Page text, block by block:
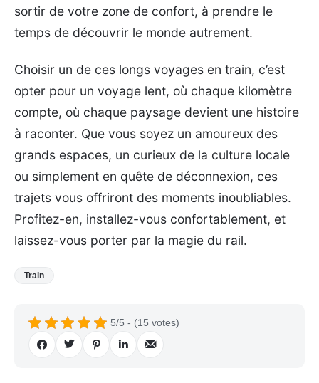
sortir de votre zone de confort, à prendre le
temps de découvrir le monde autrement.
Choisir un de ces longs voyages en train, c’est
opter pour un voyage lent, où chaque kilomètre
compte, où chaque paysage devient une histoire
à raconter. Que vous soyez un amoureux des
grands espaces, un curieux de la culture locale
ou simplement en quête de déconnexion, ces
trajets vous offriront des moments inoubliables.
Profitez-en, installez-vous confortablement, et
laissez-vous porter par la magie du rail.
Train
5/5 - (15 votes)